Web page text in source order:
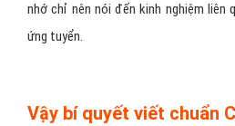
nhớ chỉ nên nói đến kinh nghiệm liên
ứng tuyển.
Vậy bí quyết viết chuẩn